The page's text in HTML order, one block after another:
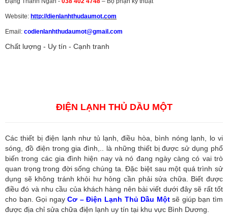
Website: http://dienlanhthudaumot.com
Email: codienlanhthudaumot@gmail.com
Chất lượng - Uy tín - Cạnh tranh
ĐIỆN LẠNH THỦ DẦU MỘT
Các thiết bị điện lạnh như tủ lạnh, điều hòa, bình nóng lạnh, lo vi
sóng, đồ điện trong gia đình,.. là những thiết bị được sử dụng phổ
biến trong các gia đình hiện nay và nó đang ngày càng có vai trò
quan trọng trong đời sống chúng ta. Đặc biệt sau một quá trình sử
dụng sẽ không tránh khỏi hư hỏng cần phải sửa chữa. Biết được
điều đó và nhu cầu của khách hàng nên bài viết dưới đây sẽ rất tốt
cho bạn. Gọi ngayCơ – Điện Lạnh Thủ Dầu Một sẽ giúp bạn tìm
được địa chỉ sửa chữa điện lạnh uy tín tại khu vực Bình Dương.